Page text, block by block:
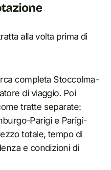
alla volta prima di
completa Stoccolma-
di viaggio. Poi
tratte separate:
Parigi e Parigi-
totale, tempo di
e condizioni di